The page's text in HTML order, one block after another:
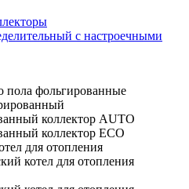
с настроечными
пола фольгированные
коллектор AUTO
коллектор ЕСО
для отопления
котел для отопления